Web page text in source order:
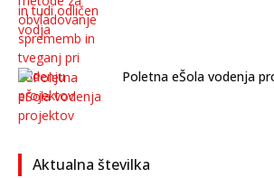
Poletna eŠola vodenja
Aktualna številka